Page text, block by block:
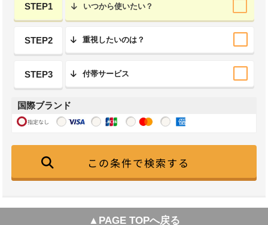
STEP1 いつから使いたい？
STEP2 重視したいのは？
STEP3 付帯サービス
国際ブランド
指定なし
この条件で検索する
▲PAGE TOPへ戻る